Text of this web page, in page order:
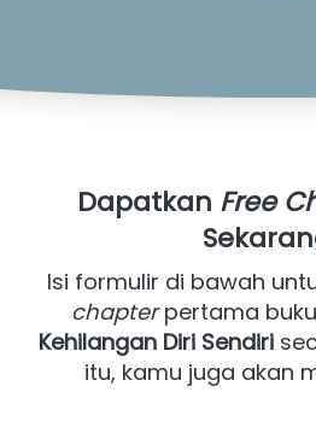
Dapatkan Free
chapter pertama buku
Kehilangan Diri Sendiri
itu, kamu juga akan